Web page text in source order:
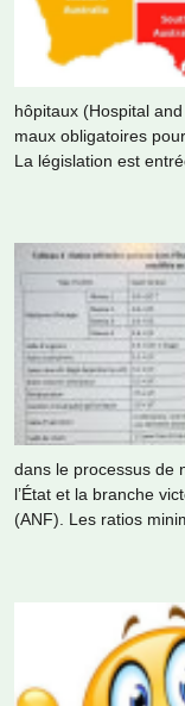
hôpi­taux (Hospital
maux obli­ga­toi­res
La légis­la­tion est
dans le pro­ces­sus de
l’État et la bran­che
(ANF). Les ratios